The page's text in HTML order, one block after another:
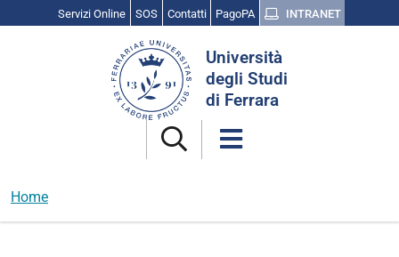
Servizi Online SOS Contatti PagoPA INTRANET
Università
degli Studi
di Ferrara
Home